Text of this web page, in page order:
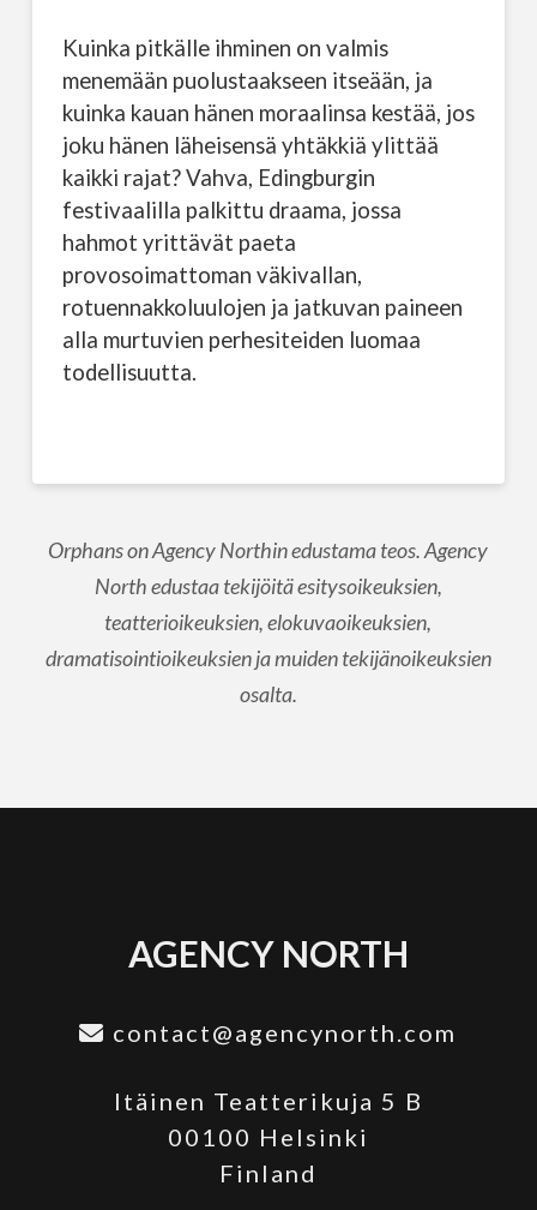
Kuinka pitkälle ihminen on valmis
menemään puolustaakseen itseään, ja
kuinka kauan hänen moraalinsa kestää, jos
joku hänen läheisensä yhtäkkiä ylittää
kaikki rajat? Vahva, Edingburgin
festivaalilla palkittu draama, jossa
hahmot yrittävät paeta
provosoimattoman väkivallan,
rotuennakkoluulojen ja jatkuvan paineen
alla murtuvien perhesiteiden luomaa
todellisuutta.
Orphans on Agency Northin edustama teos. Agency
North edustaa tekijöitä esitysoikeuksien,
teatterioikeuksien, elokuvaoikeuksien,
dramatisointioikeuksien ja muiden tekijänoikeuksien
osalta.
AGENCY NORTH
contact@agencynorth.com
Itäinen Teatterikuja 5 B
00100 Helsinki
Finland